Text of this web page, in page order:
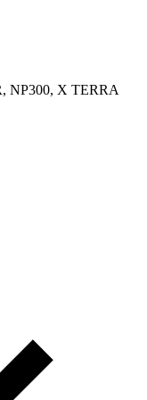
NP300, X TERRA